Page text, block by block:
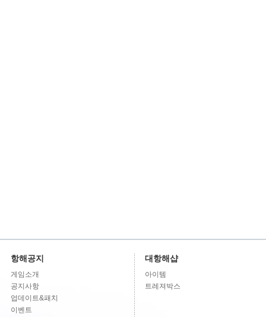
항해공지
게임소개
공지사항
업데이트&패치
이벤트
대항해샵
아이템
트레져박스